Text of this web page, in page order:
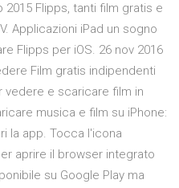
Flipps, tanti film gratis e
Applicazioni iPad un sogno
Flipps per iOS. 26 nov 2016
Film gratis indipendenti
vedere e scaricare film in
musica e film su iPhone:
la app. Tocca l'icona
aprire il browser integrato
su Google Play ma